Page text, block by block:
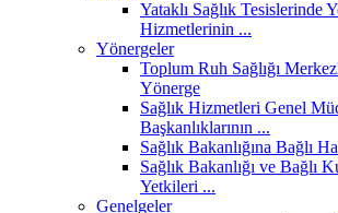
Yataklı Sağlık Tesislerinde
Hizmetlerinin ...
Yönergeler
Toplum Ruh Sağlığı
Yönerge
Sağlık Hizmetleri Genel
Başkanlıklarının ...
Sağlık Bakanlığına Bağlı
Sağlık Bakanlığı ve Bağlı
Yetkileri ...
Genelgeler